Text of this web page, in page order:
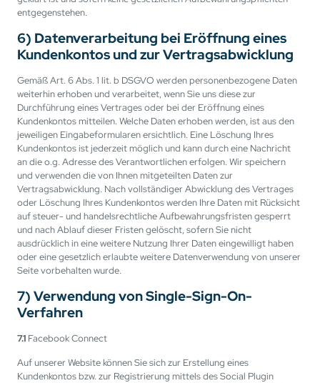
entgegenstehen.
6) Datenverarbeitung bei Eröffnung eines
Kundenkontos und zur Vertragsabwicklung
Gemäß Art. 6 Abs. 1 lit. b DSGVO werden personenbezogene Daten
weiterhin erhoben und verarbeitet, wenn Sie uns diese zur
Durchführung eines Vertrages oder bei der Eröffnung eines
Kundenkontos mitteilen. Welche Daten erhoben werden, ist aus den
jeweiligen Eingabeformularen ersichtlich. Eine Löschung Ihres
Kundenkontos ist jederzeit möglich und kann durch eine Nachricht
an die o.g. Adresse des Verantwortlichen erfolgen. Wir speichern
und verwenden die von Ihnen mitgeteilten Daten zur
Vertragsabwicklung. Nach vollständiger Abwicklung des Vertrages
oder Löschung Ihres Kundenkontos werden Ihre Daten mit Rücksicht
auf steuer- und handelsrechtliche Aufbewahrungsfristen gesperrt
und nach Ablauf dieser Fristen gelöscht, sofern Sie nicht
ausdrücklich in eine weitere Nutzung Ihrer Daten eingewilligt haben
oder eine gesetzlich erlaubte weitere Datenverwendung von unserer
Seite vorbehalten wurde.
7) Verwendung von Single-Sign-On-
Verfahren
7.1 Facebook Connect
Auf unserer Website können Sie sich zur Erstellung eines
Kundenkontos bzw. zur Registrierung mittels des Social Plugin